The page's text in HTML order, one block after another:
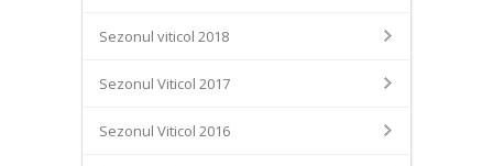
Sezonul viticol 2018
Sezonul Viticol 2017
Sezonul Viticol 2016